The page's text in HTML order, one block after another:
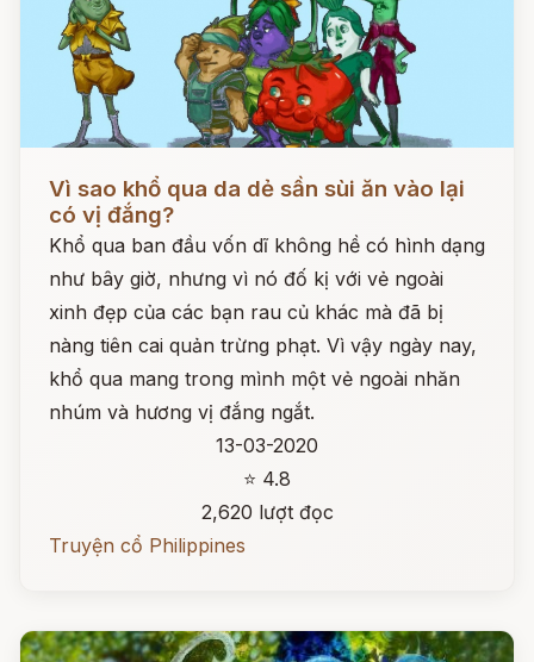
Vì sao khổ qua da dẻ sần sùi ăn vào lại
có vị đắng?
Khổ qua ban đầu vốn dĩ không hề có hình dạng
như bây giờ, nhưng vì nó đố kị với vẻ ngoài
xinh đẹp của các bạn rau củ khác mà đã bị
nàng tiên cai quản trừng phạt. Vì vậy ngày nay,
khổ qua mang trong mình một vẻ ngoài nhăn
nhúm và hương vị đắng ngắt.
13-03-2020
⭐ 4.8
2,620 lượt đọc
Truyện cổ Philippines